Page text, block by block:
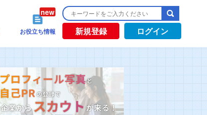
お役立ち情報 新規登録 ログイン